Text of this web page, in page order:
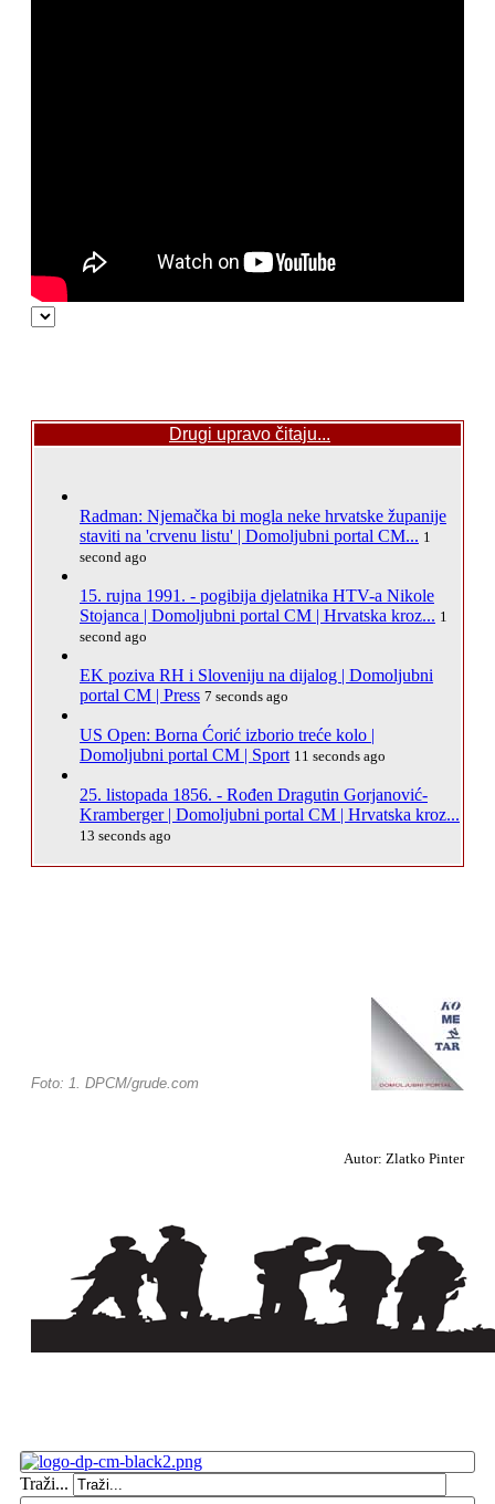
Drugi upravo čitaju...
Radman: Njemačka bi mogla neke hrvatske županije
staviti na 'crvenu listu' | Domoljubni portal CM... 1
second ago
15. rujna 1991. - pogibija djelatnika HTV-a Nikole
Stojanca | Domoljubni portal CM | Hrvatska kroz... 1
second ago
EK poziva RH i Sloveniju na dijalog | Domoljubni
portal CM | Press 7 seconds ago
US Open: Borna Ćorić izborio treće kolo |
Domoljubni portal CM | Sport 11 seconds ago
25. listopada 1856. - Rođen Dragutin Gorjanović-
Kramberger | Domoljubni portal CM | Hrvatska kroz...
13 seconds ago
Foto: 1. DPCM/grude.com
Autor: Zlatko Pinter
Traži...